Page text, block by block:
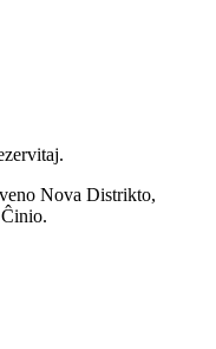
Nova Distrikto,